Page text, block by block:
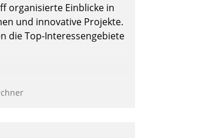
organisierte Einblicke in
und innovative Projekte.
die Top-Interessengebiete